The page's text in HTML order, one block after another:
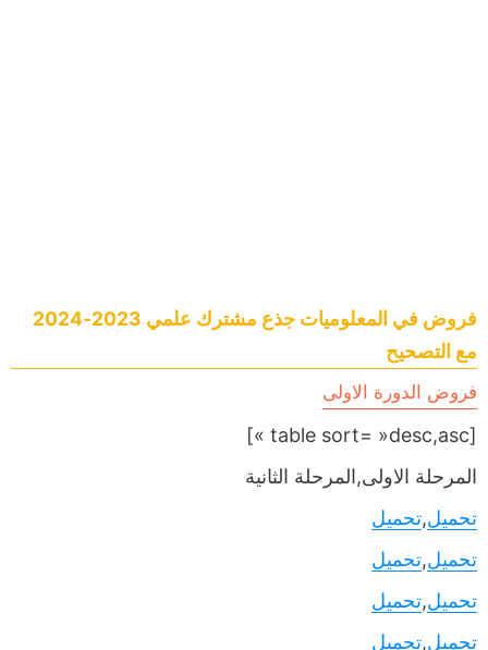
فروض في المعلوميات جذع مشترك علمي 2023-2024
مع التصحيح
فروض الدورة الاولى
[table sort= »desc,asc »]
المرحلة الاولى,المرحلة الثانية
تحميل,تحميل
تحميل,تحميل
تحميل,تحميل
تحميل,تحميل